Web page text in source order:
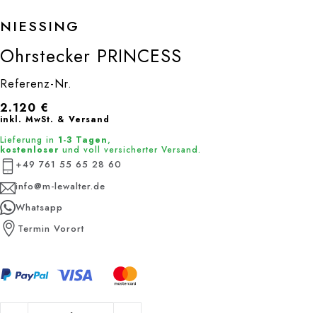
NIESSING
Ohrstecker PRINCESS
Referenz-Nr.
2.120 €
inkl. MwSt. & Versand
Lieferung in 1-3 Tagen,
kostenloser und voll versicherter Versand.
+49 761 55 65 28 60
info@m-lewalter.de
Whatsapp
Termin Vorort
Ohrstecker PRINCESS Menge